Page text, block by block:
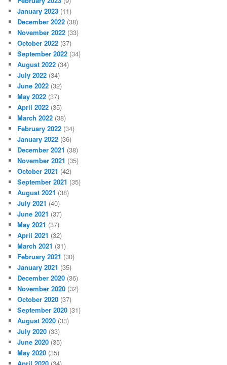
January 2023 (11)
December 2022 (38)
November 2022 (33)
October 2022 (37)
September 2022 (34)
August 2022 (34)
July 2022 (34)
June 2022 (32)
May 2022 (37)
April 2022 (35)
March 2022 (38)
February 2022 (34)
January 2022 (36)
December 2021 (38)
November 2021 (35)
October 2021 (42)
September 2021 (35)
August 2021 (38)
July 2021 (40)
June 2021 (37)
May 2021 (37)
April 2021 (32)
March 2021 (31)
February 2021 (30)
January 2021 (35)
December 2020 (36)
November 2020 (32)
October 2020 (37)
September 2020 (31)
August 2020 (33)
July 2020 (33)
June 2020 (35)
May 2020 (35)